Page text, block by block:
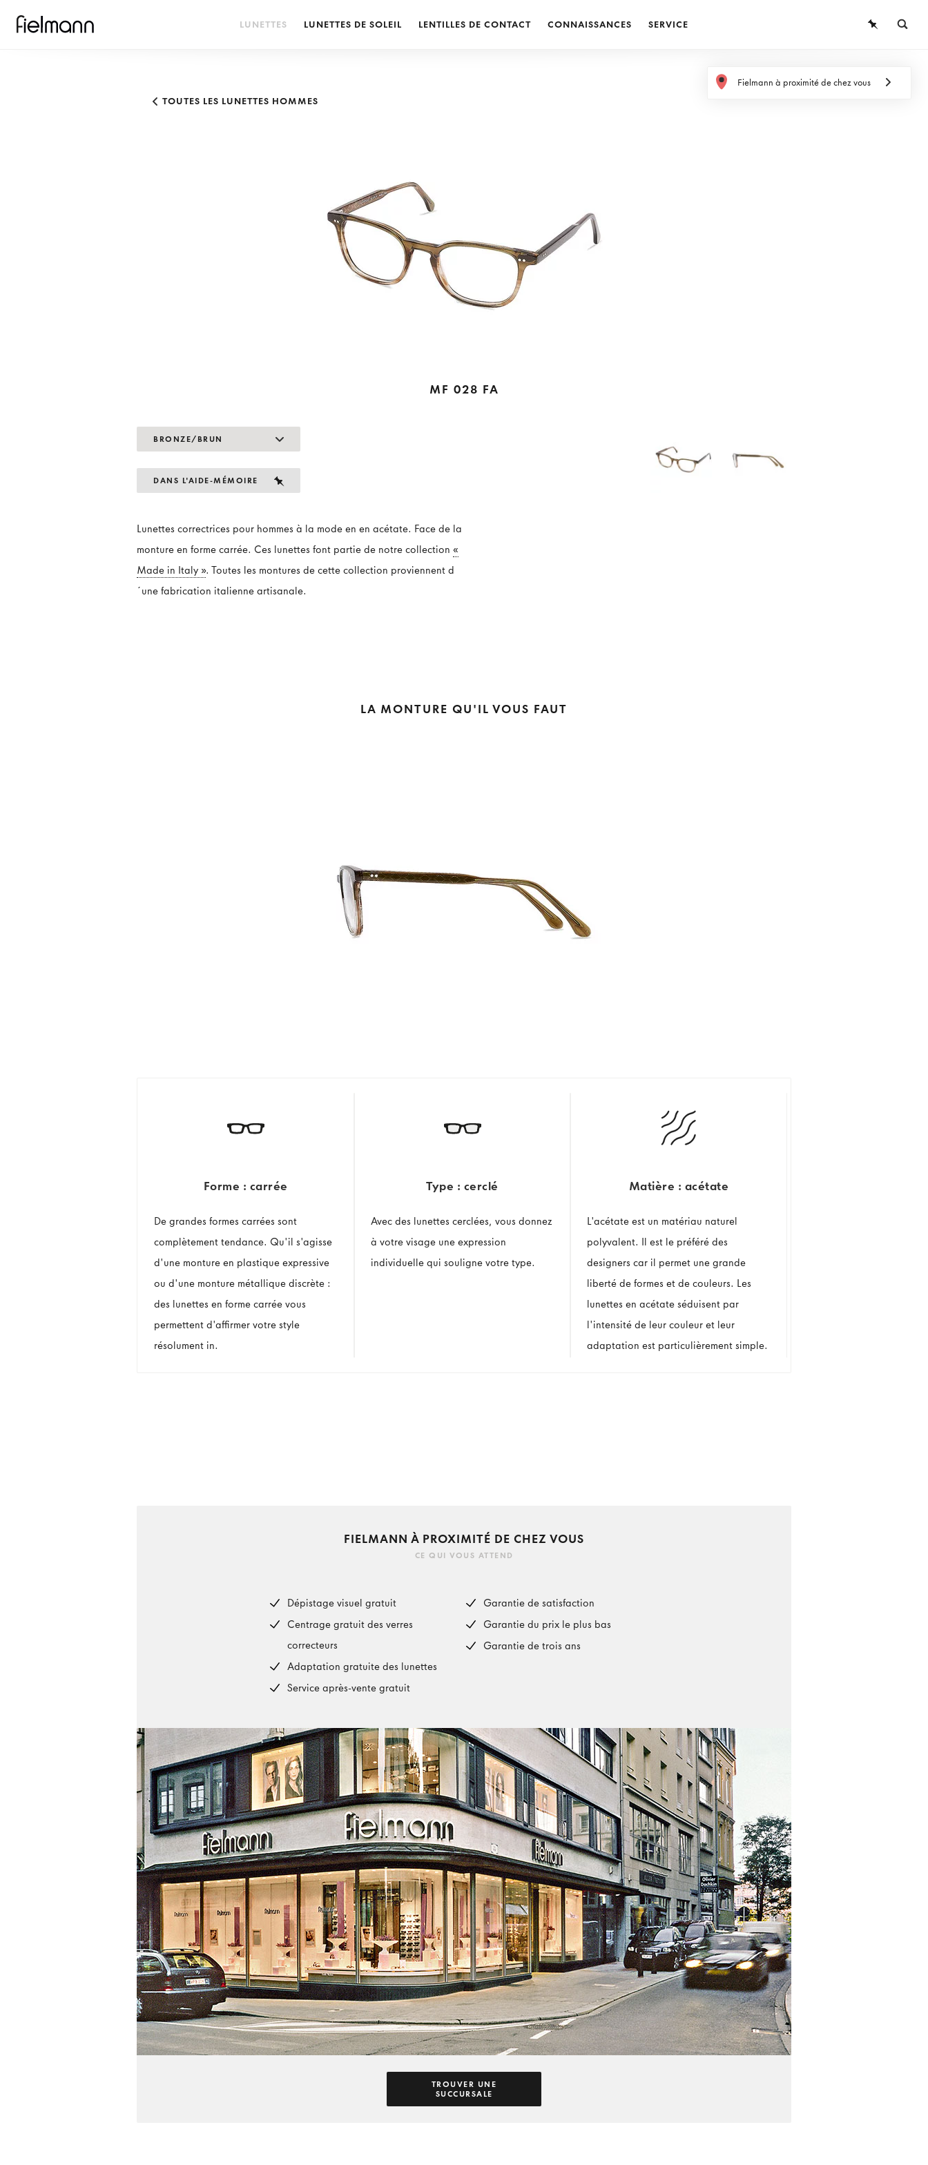
LUNETTES LUNETTES DE SOLEIL LENTILLES DE CONTACT CONNAISSANCES SERVICE
Fielmann à proximité de chez vous
TOUTES LES LUNETTES HOMMES
MF 028 FA
BRONZE/BRUN
DANS L'AIDE-MÉMOIRE
Lunettes correctrices pour hommes à la mode en en acétate. Face de la
monture en forme carrée. Ces lunettes font partie de notre collection «
Made in Italy ». Toutes les montures de cette collection proviennent d
´une fabrication italienne artisanale.
LA MONTURE QU'IL VOUS FAUT
Forme : carrée
De grandes formes carrées sont
complètement tendance. Qu'il s'agisse
d'une monture en plastique expressive
ou d'une monture métallique discrète :
des lunettes en forme carrée vous
permettent d'affirmer votre style
résolument in.
Type : cerclé
Avec des lunettes cerclées, vous donnez
à votre visage une expression
individuelle qui souligne votre type.
Matière : acétate
L'acétate est un matériau naturel
polyvalent. Il est le préféré des
designers car il permet une grande
liberté de formes et de couleurs. Les
lunettes en acétate séduisent par
l'intensité de leur couleur et leur
adaptation est particulièrement simple.
FIELMANN À PROXIMITÉ DE CHEZ VOUS
CE QUI VOUS ATTEND
Dépistage visuel gratuit
Centrage gratuit des verres
correcteurs
Adaptation gratuite des lunettes
Service après-vente gratuit
Garantie de satisfaction
Garantie du prix le plus bas
Garantie de trois ans
TROUVER UNE
SUCCURSALE